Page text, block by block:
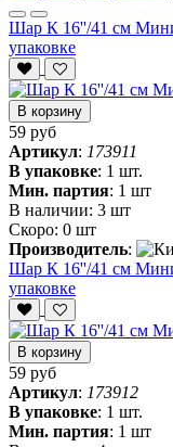
Шар К 16''/41 см
упаковке
В корзину
59 руб
Артикул: 173911
В упаковке: 1 шт.
Мин. партия: 1 шт
В наличии: 3 шт
Скоро: 0 шт
Производитель:
Шар К 16''/41 см
упаковке
В корзину
59 руб
Артикул: 173912
В упаковке: 1 шт.
Мин. партия: 1 шт